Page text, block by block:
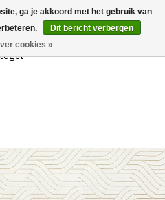
0
ga je akkoord met het gebruik van
Dit bericht verbergen
cookies »